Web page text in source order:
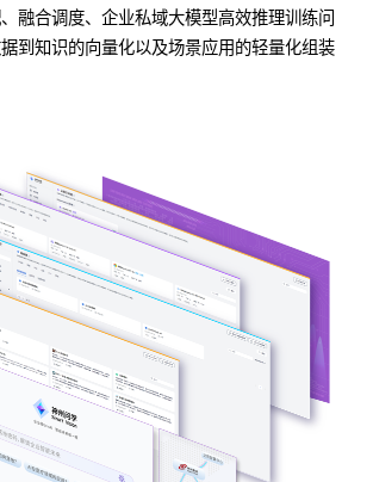
融合调度、企业私域大模型高效推理训练问
到知识的向量化以及场景应用的轻量化组装